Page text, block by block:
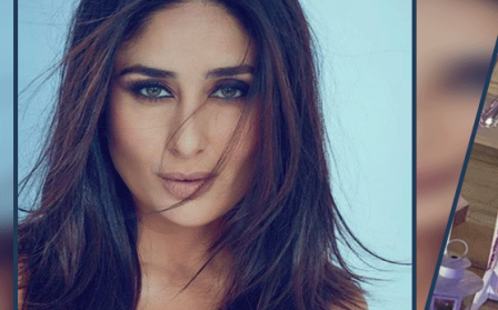
Khan
शादियां